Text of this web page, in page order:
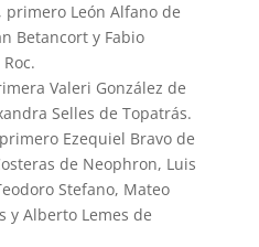
León Alfano de
Betancort y Fabio
Valeri González de
Selles de Topatrás.
Ezequiel Bravo de
de Neophron, Luis
Stefano, Mateo
y Alberto Lemes de